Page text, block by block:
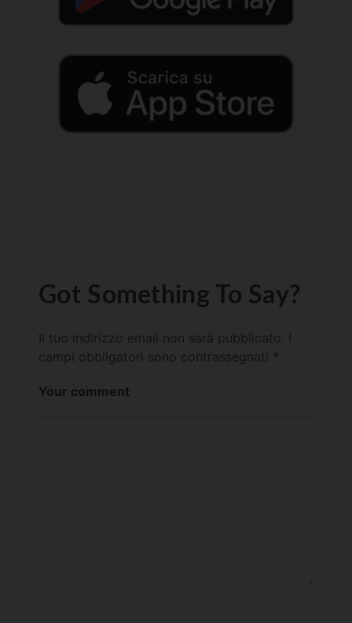
Got Something To Say?
Il tuo indirizzo email non sarà pubblicato.
campi obbligatori sono contrassegnati *
Your comment